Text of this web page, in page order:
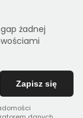
żadnej
Zapisz się